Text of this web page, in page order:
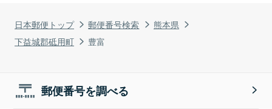
日本郵便トップ 郵便番号検索
熊本県
下益城郡砥用町
豊富
郵便番号を調べる